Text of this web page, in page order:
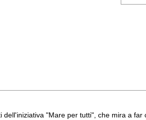
"Mare per tutti", che mira a